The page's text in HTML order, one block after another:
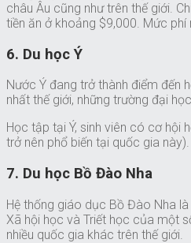
châu Âu cũng như trên thế giới.
tiền ăn ở khoảng $9,000. Mức
6. Du học Ý
Nước Ý đang trở thành điểm đến
nhất thế giới, những trường đại
Học tập tại Ý, sinh viên có cơ
trở nên phổ biến tại quốc gia
7. Du học Bồ Đào Nha
Hệ thống giáo dục Bồ Đào Nha
Xã hội học và Triết học của một
nhiều quốc gia khác trên thế giới.